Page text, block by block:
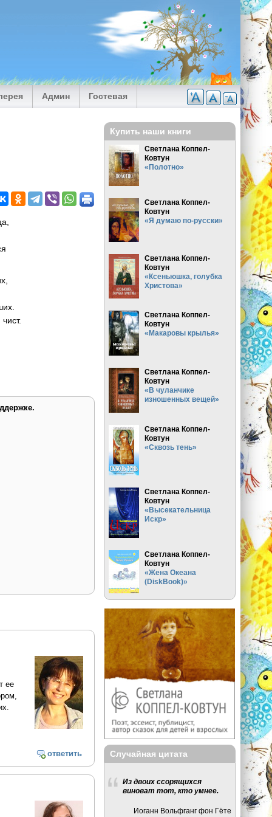
Админ Гостевая
ее
ответить
Купить наши книги
Светлана Коппел-
Ковтун
«Полотно»
Светлана Коппел-
Ковтун
«Я думаю по-русски»
Светлана Коппел-
Ковтун
«Ксеньюшка, голубка
Христова»
Светлана Коппел-
Ковтун
«Макаровы крылья»
Светлана Коппел-
Ковтун
«В чуланчике
изношенных вещей»
Светлана Коппел-
Ковтун
«Сквозь тень»
Светлана Коппел-
Ковтун
«Высекательница
Искр»
Светлана Коппел-
Ковтун
«Жена Океана
(DiskBook)»
Случайная цитата
Из двоих ссорящихся
виноват тот, кто умнее.
Иоганн Вольфганг фон Гёте